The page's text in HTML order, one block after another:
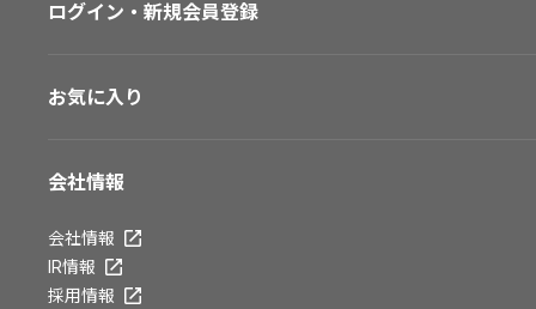
ログイン・新規会員登録
お気に入り
会社情報
会社情報
IR情報
採用情報